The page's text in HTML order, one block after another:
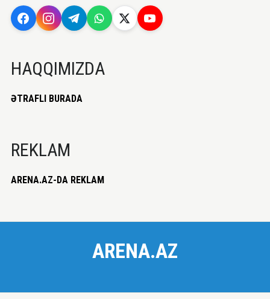
HAQQIMIZDA
ƏTRAFLI BURADA
REKLAM
ARENA.AZ-DA REKLAM
ARENA.AZ